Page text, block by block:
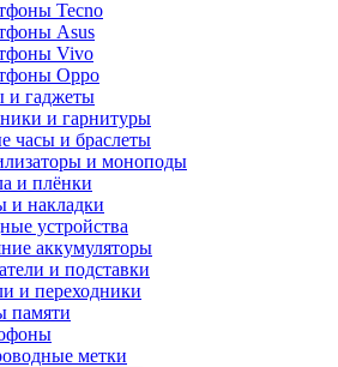
Tecno
Asus
Vivo
Oppo
и гаджеты
и гарнитуры
часы и браслеты
и моноподы
и плёнки
и накладки
устройства
аккумуляторы
и подставки
и переходники
памяти
метки